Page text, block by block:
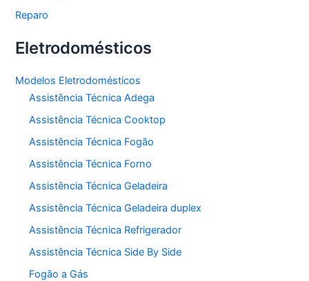
Reparo
Eletrodomésticos
Modelos Eletrodomésticos
Assistência Técnica Adega
Assistência Técnica Cooktop
Assistência Técnica Fogão
Assistência Técnica Forno
Assistência Técnica Geladeira
Assistência Técnica Geladeira duplex
Assistência Técnica Refrigerador
Assistência Técnica Side By Side
Fogão a Gás